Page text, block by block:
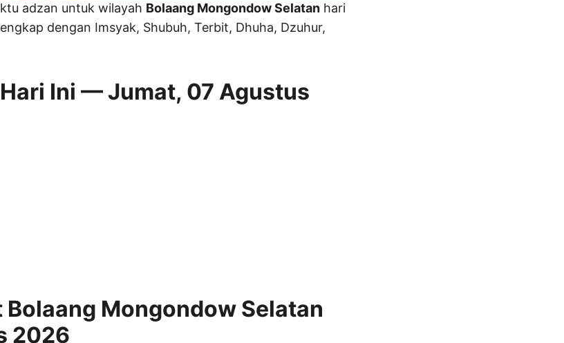
adzan untuk wilayah Bolaang Mongondow Selatan hari
dengan Imsyak, Shubuh, Terbit, Dhuha, Dzuhur,
Ini — Jumat, 07 Agustus
Mongondow Selatan
2026